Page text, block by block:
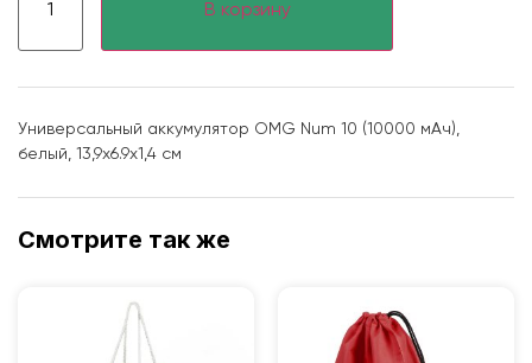
В корзину
Универсальный аккумулятор OMG Num 10 (10000 мАч),
белый, 13,9х6.9х1,4 см
Смотрите так же